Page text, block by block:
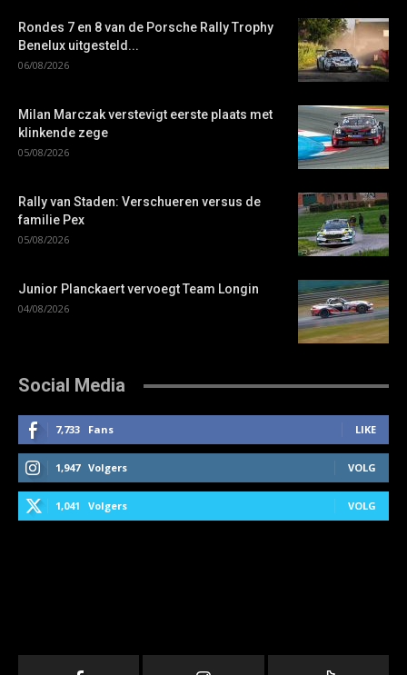
Rondes 7 en 8 van de Porsche Rally Trophy
Benelux uitgesteld...
06/08/2026
Milan Marczak verstevigt eerste plaats met
klinkende zege
05/08/2026
Rally van Staden: Verschueren versus de
familie Pex
05/08/2026
Junior Planckaert vervoegt Team Longin
04/08/2026
Social Media
7,733 Fans LIKE
1,947 Volgers VOLG
1,041 Volgers VOLG